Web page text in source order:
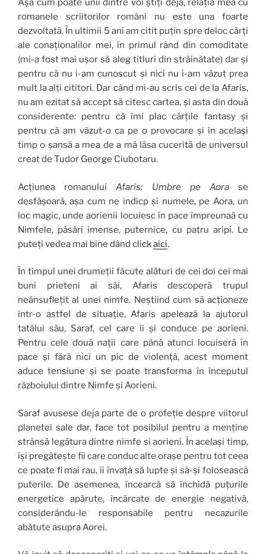
Așa cum poate unii dintre voi știți deja, relația mea cu
romanele scriitorilor români nu este una foarte
dezvoltată. În ultimii 5 ani am citit puțin spre deloc cărți
ale conaționalilor mei, în primul rând din comoditate
(mi-a fost mai ușor să aleg titluri din străinătate) dar și
pentru că nu i-am cunoscut și nici nu i-am văzut prea
mult la alți cititori. Dar când mi-au scris cei de la Afaris,
nu am ezitat să accept să citesc cartea, și asta din două
considerente: pentru că îmi plac cărțile fantasy și
pentru că am văzut-o ca pe o provocare și în același
timp o șansă a mea de a mă lăsa cucerită de universul
creat de Tudor George Ciubotaru.
Acțiunea romanuluiAfaris: Umbre pe Aorase
desfășoară, așa cum ne indicp și numele, pe Aora, un
loc magic, unde aorienii locuiesc in pace împreunaă cu
Nimfele, păsări imense, puternice, cu patru aripi. Le
puteți vedea mai bine dând clickaici.
În timpul unei drumeții făcute alături de cei doi cei mai
buni prieteni ai săi, Afaris descoperă trupul
neănsuflețit al unei nimfe. Neștiind cum să acționeze
într-o astfel de situație, Afaris apelează la ajutorul
tatălui său, Saraf, cel care îi și conduce pe aorieni.
Pentru cele două nații care până atunci locuiseră în
pace și fără nici un pic de violență, acest moment
aduce tensiune și se poate transforma în începutul
războiului dintre Nimfe și Aorieni.
Saraf avusese deja parte de o profeție despre viitorul
planetei sale dar, face tot posibilul pentru a menține
strânsă legătura dintre nimfe si aorieni. În același timp,
își pregătește fii care conduc alte orașe pentru tot ceea
ce poate fi mai rau, îi învață să lupte și să-și folosească
puterile. De asemenea, încearcă să închidă puțurile
energetice apărute, încărcate de energie negativă,
considerându-le responsabile pentru necazurile
abătute asupra Aorei.